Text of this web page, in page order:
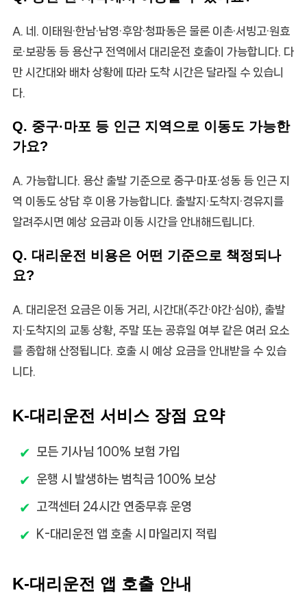
A. 네. 이태원·한남·남영·후암·청파동은 물론 이촌·서빙고·원효
로·보광동 등 용산구 전역에서 대리운전 호출이 가능합니다. 다
만 시간대와 배차 상황에 따라 도착 시간은 달라질 수 있습니
다.
Q. 중구·마포 등 인근 지역으로 이동도 가능한
가요?
A. 가능합니다. 용산 출발 기준으로 중구·마포·성동 등 인근 지
역 이동도 상담 후 이용 가능합니다. 출발지·도착지·경유지를
알려주시면 예상 요금과 이동 시간을 안내해드립니다.
Q. 대리운전 비용은 어떤 기준으로 책정되나
요?
A. 대리운전 요금은 이동 거리, 시간대(주간·야간·심야), 출발
지·도착지의 교통 상황, 주말 또는 공휴일 여부 같은 여러 요소
를 종합해 산정됩니다. 호출 시 예상 요금을 안내받을 수 있습
니다.
K-대리운전 서비스 장점 요약
모든 기사님 100% 보험 가입
운행 시 발생하는 범칙금 100% 보상
고객센터 24시간 연중무휴 운영
K-대리운전 앱 호출 시 마일리지 적립
K-대리운전 앱 호출 안내